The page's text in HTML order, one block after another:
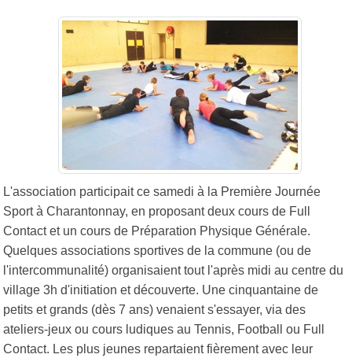
L'association participait ce samedi à l a Première Journée
Sport à Charantonnay, en proposant deux cours de Full
Contact et un cours de Préparation Physique Générale.
Quelques associations sportives de la commune (ou de
l'intercommunalité) organisaient tout l'après midi au centre du
village 3h d'initiation et découverte. Une cinquantaine de
petits et grands (dès 7 ans) venaient s'essayer, via des
ateliers-jeux ou cours ludiques au Tennis, Football ou Full
Contact. Les plus jeunes repartaient fièrement avec leur